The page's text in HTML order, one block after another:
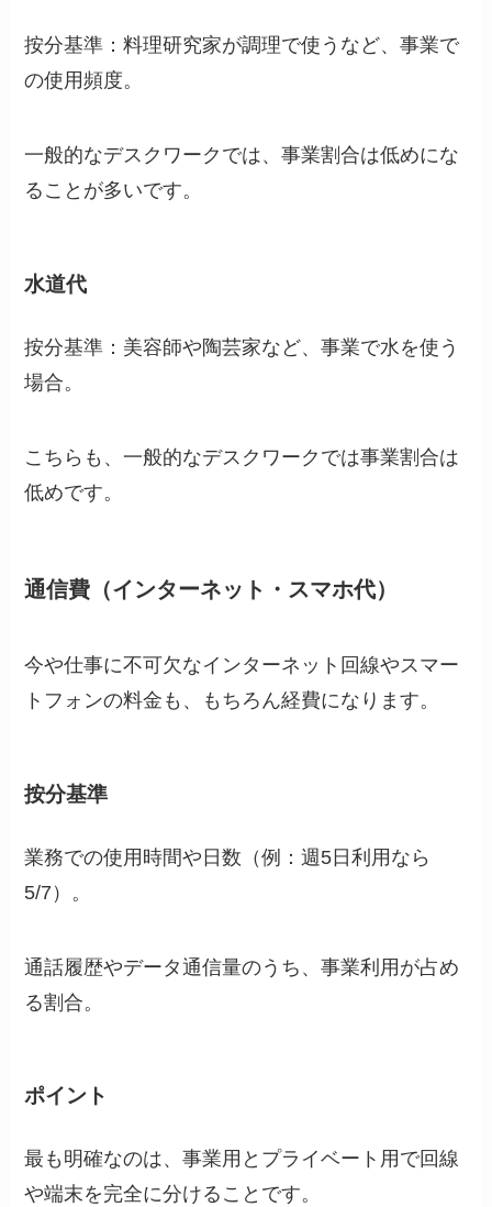
按分基準：料理研究家が調理で使うなど、事業で
の使用頻度。
一般的なデスクワークでは、事業割合は低めにな
ることが多いです。
水道代
按分基準：美容師や陶芸家など、事業で水を使う
場合。
こちらも、一般的なデスクワークでは事業割合は
低めです。
通信費（インターネット・スマホ代）
今や仕事に不可欠なインターネット回線やスマー
トフォンの料金も、もちろん経費になります。
按分基準
業務での使用時間や日数（例：週5日利用なら
5/7）。
通話履歴やデータ通信量のうち、事業利用が占め
る割合。
ポイント
最も明確なのは、事業用とプライベート用で回線
や端末を完全に分けることです。